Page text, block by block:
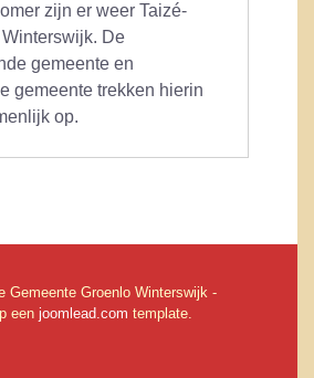
zijn er weer Taizé-
De
gemeente en
gemeente trekken hierin
op.
Gemeente Groenlo Winterswijk -
een joomlead.com template.